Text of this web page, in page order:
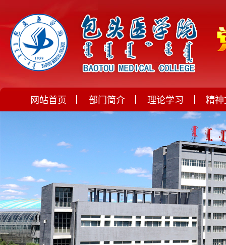
网站首页 部门简介 理论学习 精神